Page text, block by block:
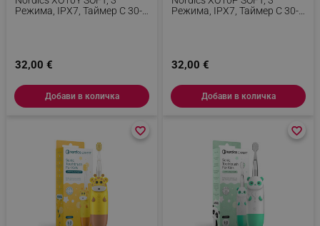
Режима, IPX7, Таймер С 30-
32,00 €
Добави в количка
Режима, IPX7, Таймер С 30-
32,00 €
Добави в количка
favorite_border
favorite_border favorite_border
favorite_border